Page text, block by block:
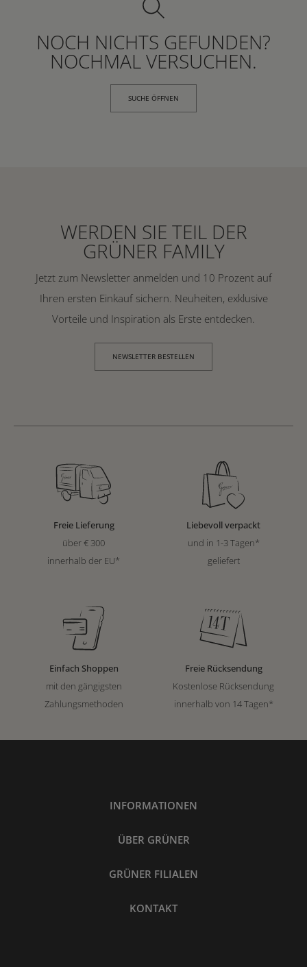
NOCH NICHTS GEFUNDEN?
NOCHMAL VERSUCHEN.
SUCHE ÖFFNEN
WERDEN SIE TEIL DER
GRÜNER FAMILY
Jetzt zum Newsletter anmelden und 10 Prozent auf
Ihren ersten Einkauf sichern. Neuheiten, exklusive
Vorteile und Inspiration als Erste entdecken.
NEWSLETTER BESTELLEN
Freie Lieferung
über € 300
innerhalb der EU*
Liebevoll verpackt
und in 1-3 Tagen*
geliefert
Einfach Shoppen
mit den gängigsten
Zahlungsmethoden
Freie Rücksendung
Kostenlose Rücksendung
innerhalb von 14 Tagen*
INFORMATIONEN
ÜBER GRÜNER
GRÜNER FILIALEN
KONTAKT